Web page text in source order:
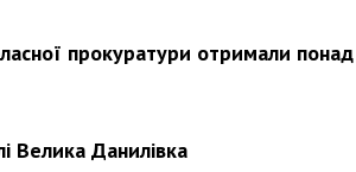
прокуратури отримали понад
Велика Данилівка